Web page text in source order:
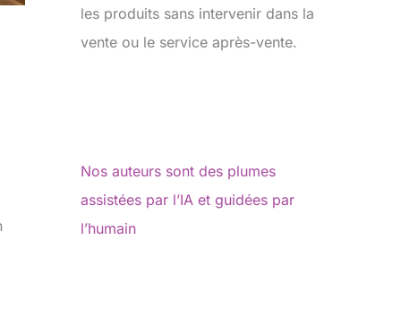
les produits sans intervenir dans la
vente ou le service après-vente.
Nos auteurs sont des plumes
assistées par l’IA et guidées par
l’humain